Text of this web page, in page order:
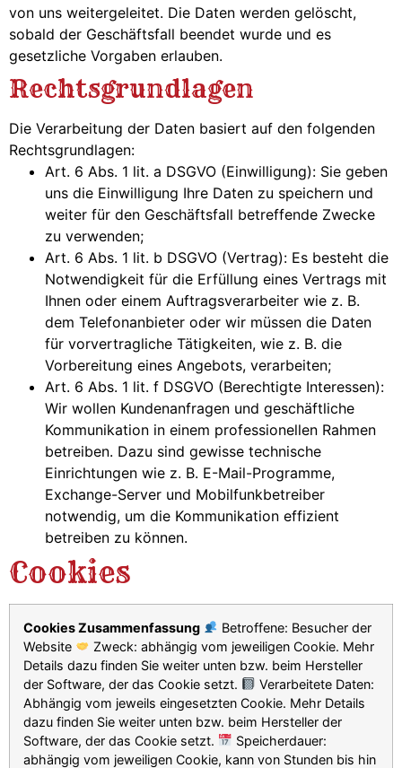
von uns weitergeleitet. Die Daten werden gelöscht,
sobald der Geschäftsfall beendet wurde und es
gesetzliche Vorgaben erlauben.
Rechtsgrundlagen
Die Verarbeitung der Daten basiert auf den folgenden
Rechtsgrundlagen:
Art. 6 Abs. 1 lit. a DSGVO (Einwilligung): Sie geben
uns die Einwilligung Ihre Daten zu speichern und
weiter für den Geschäftsfall betreffende Zwecke
zu verwenden;
Art. 6 Abs. 1 lit. b DSGVO (Vertrag): Es besteht die
Notwendigkeit für die Erfüllung eines Vertrags mit
Ihnen oder einem Auftragsverarbeiter wie z. B.
dem Telefonanbieter oder wir müssen die Daten
für vorvertragliche Tätigkeiten, wie z. B. die
Vorbereitung eines Angebots, verarbeiten;
Art. 6 Abs. 1 lit. f DSGVO (Berechtigte Interessen):
Wir wollen Kundenanfragen und geschäftliche
Kommunikation in einem professionellen Rahmen
betreiben. Dazu sind gewisse technische
Einrichtungen wie z. B. E-Mail-Programme,
Exchange-Server und Mobilfunkbetreiber
notwendig, um die Kommunikation effizient
betreiben zu können.
Cookies
Cookies Zusammenfassung
Betroffene: Besucher der
Website
Zweck: abhängig vom jeweiligen Cookie. Mehr
Details dazu finden Sie weiter unten bzw. beim Hersteller
der Software, der das Cookie setzt.
Verarbeitete Daten:
Abhängig vom jeweils eingesetzten Cookie. Mehr Details
dazu finden Sie weiter unten bzw. beim Hersteller der
Software, der das Cookie setzt.
Speicherdauer:
abhängig vom jeweiligen Cookie, kann von Stunden bis hin